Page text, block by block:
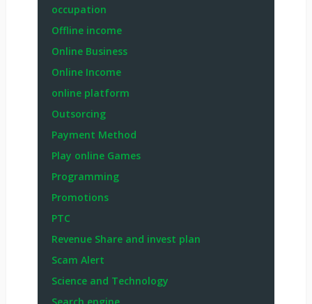
occupation
Offline income
Online Business
Online Income
online platform
Outsorcing
Payment Method
Play online Games
Programming
Promotions
PTC
Revenue Share and invest plan
Scam Alert
Science and Technology